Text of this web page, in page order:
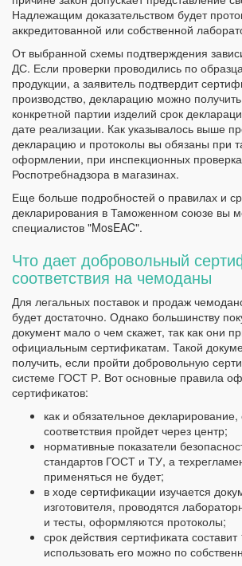
Надлежащим доказательством будет
аккредитованной или собственной
От выбранной схемы подтверждения
ДС. Если проверки проводились по
продукции, а заявитель подтвердит
производство, декларацию можно
конкретной партии изделий срок
дате реализации. Как указывалось выше
декларацию и протоколы вы обязаны при
оформлении, при инспекционных
Роспотребнадзора в магазинах.
Еще больше подробностей о правилах и
декларирования в Таможенном союзе вы
специалистов "MosEAC".
Что дает добровольный
соответствия на чемоданы
Для легальных поставок и продаж
будет достаточно. Однако большинству
документ мало о чем скажет, так как они
официальным сертификатам. Такой
получить, если пройти добровольную
системе ГОСТ Р. Вот основные правила
сертификатов:
как и обязательное декларирование,
соответствия пройдет через центр;
нормативные показатели
стандартов ГОСТ и ТУ, а
применяться не будет;
в ходе сертификации изучается
изготовителя, проводятся
и тесты, оформляются протоколы;
срок действия сертификата
использовать его можно по